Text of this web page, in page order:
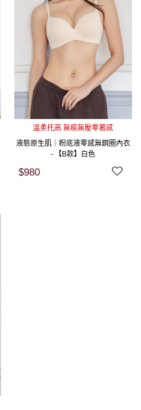
溫柔托高 無痕無壓零著感
液態原生肌｜粉底液零感無鋼圈內衣
- 【B款】白色
$980